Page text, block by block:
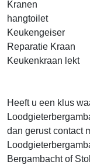
Kranen
hangtoilet
Keukengeiser
Reparatie Kraan
Keukenkraan lekt
Heeft u een klus
dan gerust contact
Bergambacht of